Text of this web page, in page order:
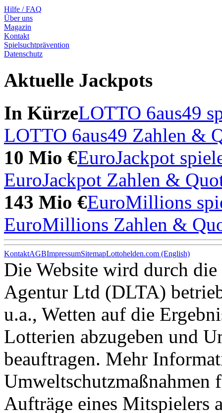
Hilfe / FAQ
Über uns
Magazin
Kontakt
Spielsuchtprävention
Datenschutz
Aktuelle Jackpots
In KürzeLOTTO 6aus49
LOTTO 6aus49 Zahlen &
10 Mio €EuroJackpot
EuroJackpot Zahlen &
143 Mio €EuroMillions
EuroMillions Zahlen &
KontaktAGBImpressumSitemapLottohelden.com (English)
Die Website wird durch
Agentur Ltd (DLTA)
u.a., Wetten auf die
Lotterien abzugeben und
beauftragen. Mehr
Umweltschutzmaßnahmen
Aufträge eines Mitspielers